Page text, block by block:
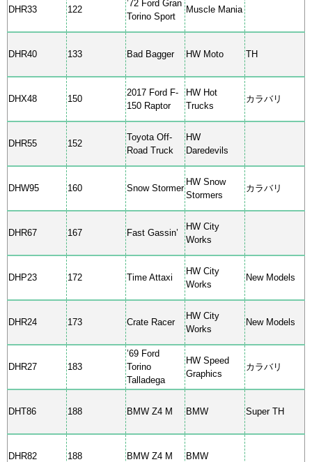
DHR33 122
’72 Ford Gran
Torino Sport
Muscle Mania
DHR40 133 Bad Bagger HW Moto TH
DHX48 150
2017 Ford F-
150 Raptor
HW Hot
Trucks
カラバリ
DHR55 152
Toyota Off-
Road Truck
HW
Daredevils
DHW95 160 Snow Stormer
HW Snow
Stormers
カラバリ
DHR67 167 Fast Gassin’
HW City
Works
DHP23 172 Time Attaxi
HW City
Works
New Models
DHR24 173 Crate Racer
HW City
Works
New Models
DHR27 183
’69 Ford
Torino
Talladega
HW Speed
Graphics
カラバリ
DHT86 188 BMW Z4 M BMW Super TH
DHR82 188 BMW Z4 M BMW